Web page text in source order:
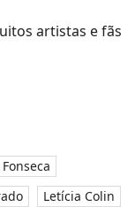
artistas e fãs
Letícia Colin